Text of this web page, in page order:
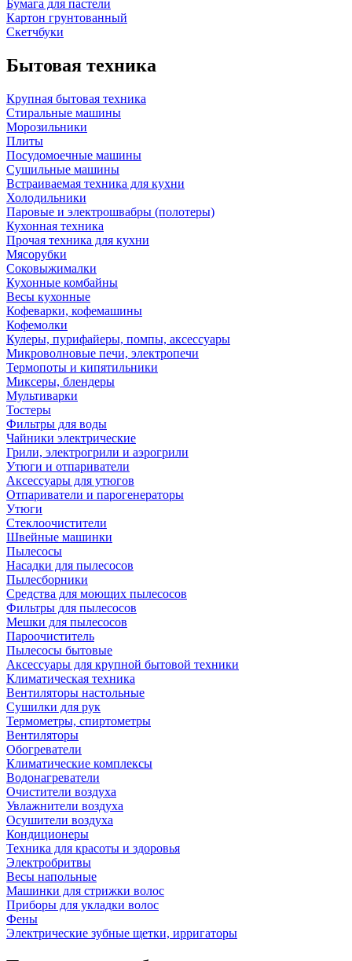
Бумага для пастели
Картон грунтованный
Скетчбуки
Бытовая техника
Крупная бытовая техника
Стиральные машины
Морозильники
Плиты
Посудомоечные машины
Сушильные машины
Встраиваемая техника для кухни
Холодильники
Паровые и электрошвабры (полотеры)
Кухонная техника
Прочая техника для кухни
Мясорубки
Соковыжималки
Кухонные комбайны
Весы кухонные
Кофеварки, кофемашины
Кофемолки
Кулеры, пурифайеры, помпы, аксессуары
Микроволновые печи, электропечи
Термопоты и кипятильники
Миксеры, блендеры
Мультиварки
Тостеры
Фильтры для воды
Чайники электрические
Грили, электрогрили и аэрогрили
Утюги и отпариватели
Аксессуары для утюгов
Отпариватели и парогенераторы
Утюги
Стеклоочистители
Швейные машинки
Пылесосы
Насадки для пылесосов
Пылесборники
Средства для моющих пылесосов
Фильтры для пылесосов
Мешки для пылесосов
Пароочиститель
Пылесосы бытовые
Аксессуары для крупной бытовой техники
Климатическая техника
Вентиляторы настольные
Сушилки для рук
Термометры, спиртометры
Вентиляторы
Обогреватели
Климатические комплексы
Водонагреватели
Очистители воздуха
Увлажнители воздуха
Осушители воздуха
Кондиционеры
Техника для красоты и здоровья
Электробритвы
Весы напольные
Машинки для стрижки волос
Приборы для укладки волос
Фены
Электрические зубные щетки, ирригаторы